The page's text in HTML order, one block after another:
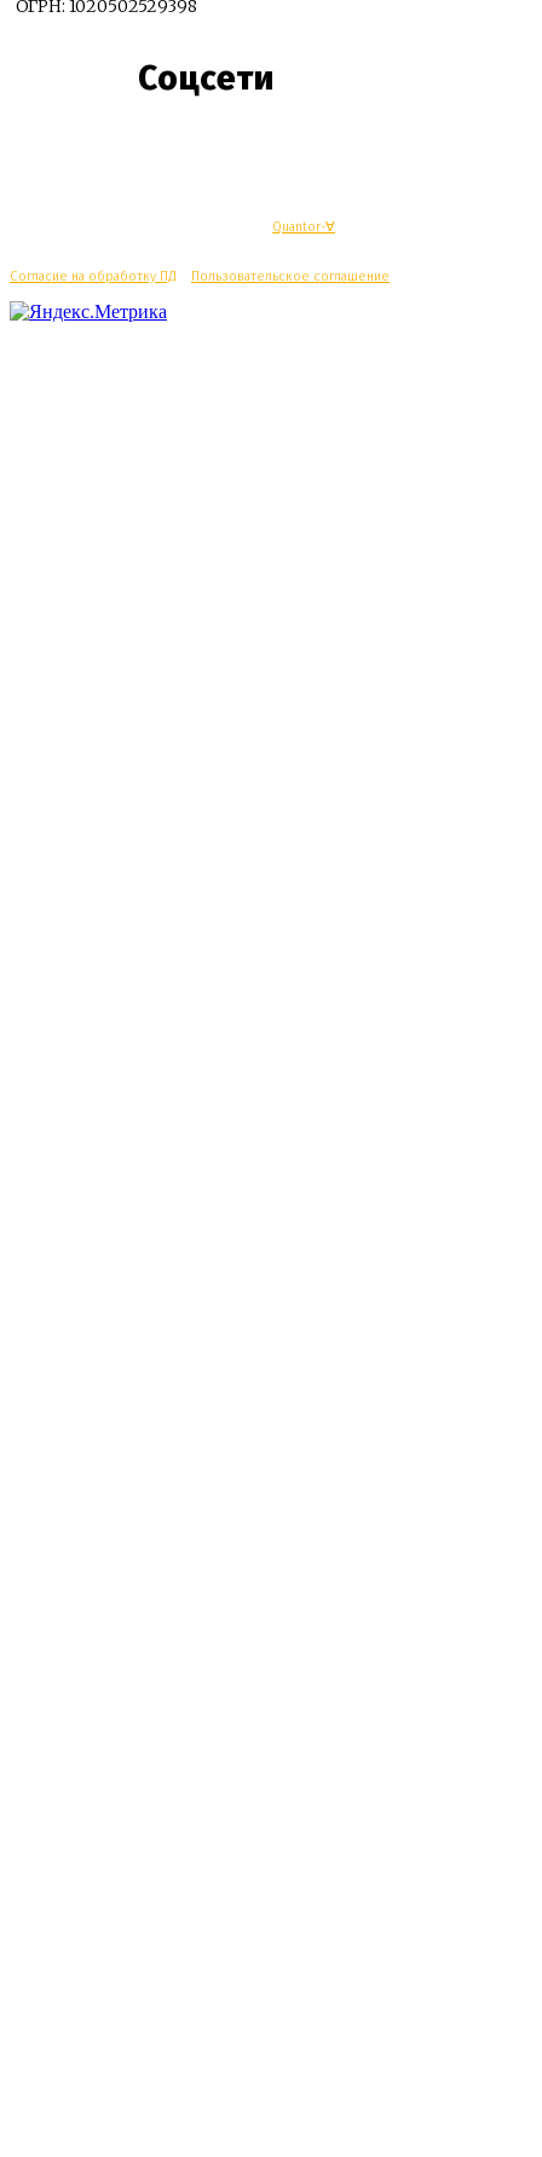
ОГРН: 1020502529398
Соцсети
Quantor-∀
Согласие на обработку ПД Пользовательское соглашение